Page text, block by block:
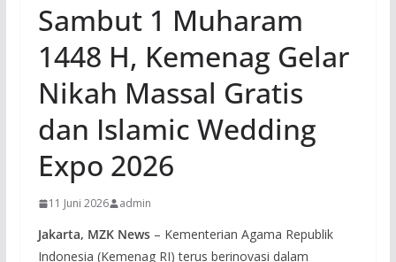
Sambut 1 Muharam
1448 H, Kemenag Gelar
Nikah Massal Gratis
dan Islamic Wedding
Expo 2026
11 Juni 2026 admin
Jakarta, MZK News– Kementerian Agama Republik
Indonesia (Kemenag RI) terus berinovasi dalam